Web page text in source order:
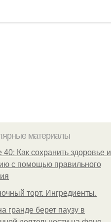
материалы
40: Как сохранить здоровье и
с помощью правильного
торт. Ингредиенты.
гранде берет паузу в